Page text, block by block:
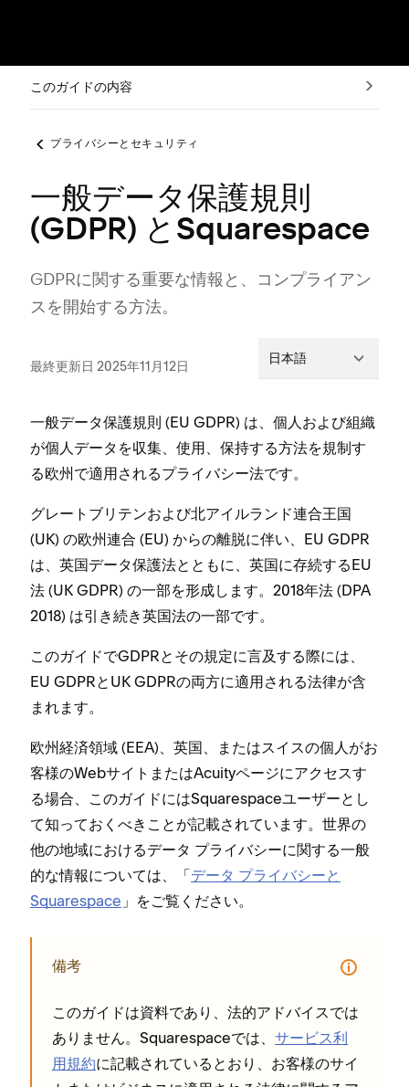
このガイドの内容
プライバシーとセキュリティ
一般データ保護規則
(GDPR) とSquarespace
GDPRに関する重要な情報と⁠、コンプライアン
スを開始する方法⁠。
最終更新日 2025年11月12日 日本語
一般デ⁠ータ保護規則 (⁠EU GDPR⁠) は⁠、個人および組織
が個人デ⁠ータを収集⁠、使用⁠、保持する方法を規制す
る欧州で適用されるプライバシ⁠ー法です⁠。
グレ⁠ートブリテンおよび北アイルランド連合王国
(⁠UK⁠) の欧州連合 (⁠EU⁠) からの離脱に伴い⁠、EU GDPR
は⁠、英国デ⁠ータ保護法とともに⁠、英国に存続するEU
法 (⁠UK GDPR⁠) の一部を形成します⁠。2018年法 (⁠DPA
2018⁠) は引き続き英国法の一部です⁠。
このガイドでGDPRとその規定に言及する際には⁠、
EU GDPRとUK GDPRの両方に適用される法律が含
まれます⁠。
欧州経済領域 (⁠EEA⁠)⁠、英国⁠、またはスイスの個人がお
客様のWebサイトまたはAcuityペ⁠ージにアクセスす
る場合⁠、このガイドにはSquarespaceユ⁠ーザ⁠ーとし
て知⁠っておくべきことが記載されています⁠。世界の
他の地域におけるデ⁠ータ プライバシ⁠ーに関する一般
的な情報については⁠、「⁠デ⁠ータ プライバシ⁠ーと
Squarespace ⁠」をご覧ください⁠。
備考
このガイドは資料であり⁠、法的アドバイスでは
ありません⁠。Squarespaceでは⁠、 サ⁠ービス利
用規約に記載されているとおり⁠、お客様のサイ